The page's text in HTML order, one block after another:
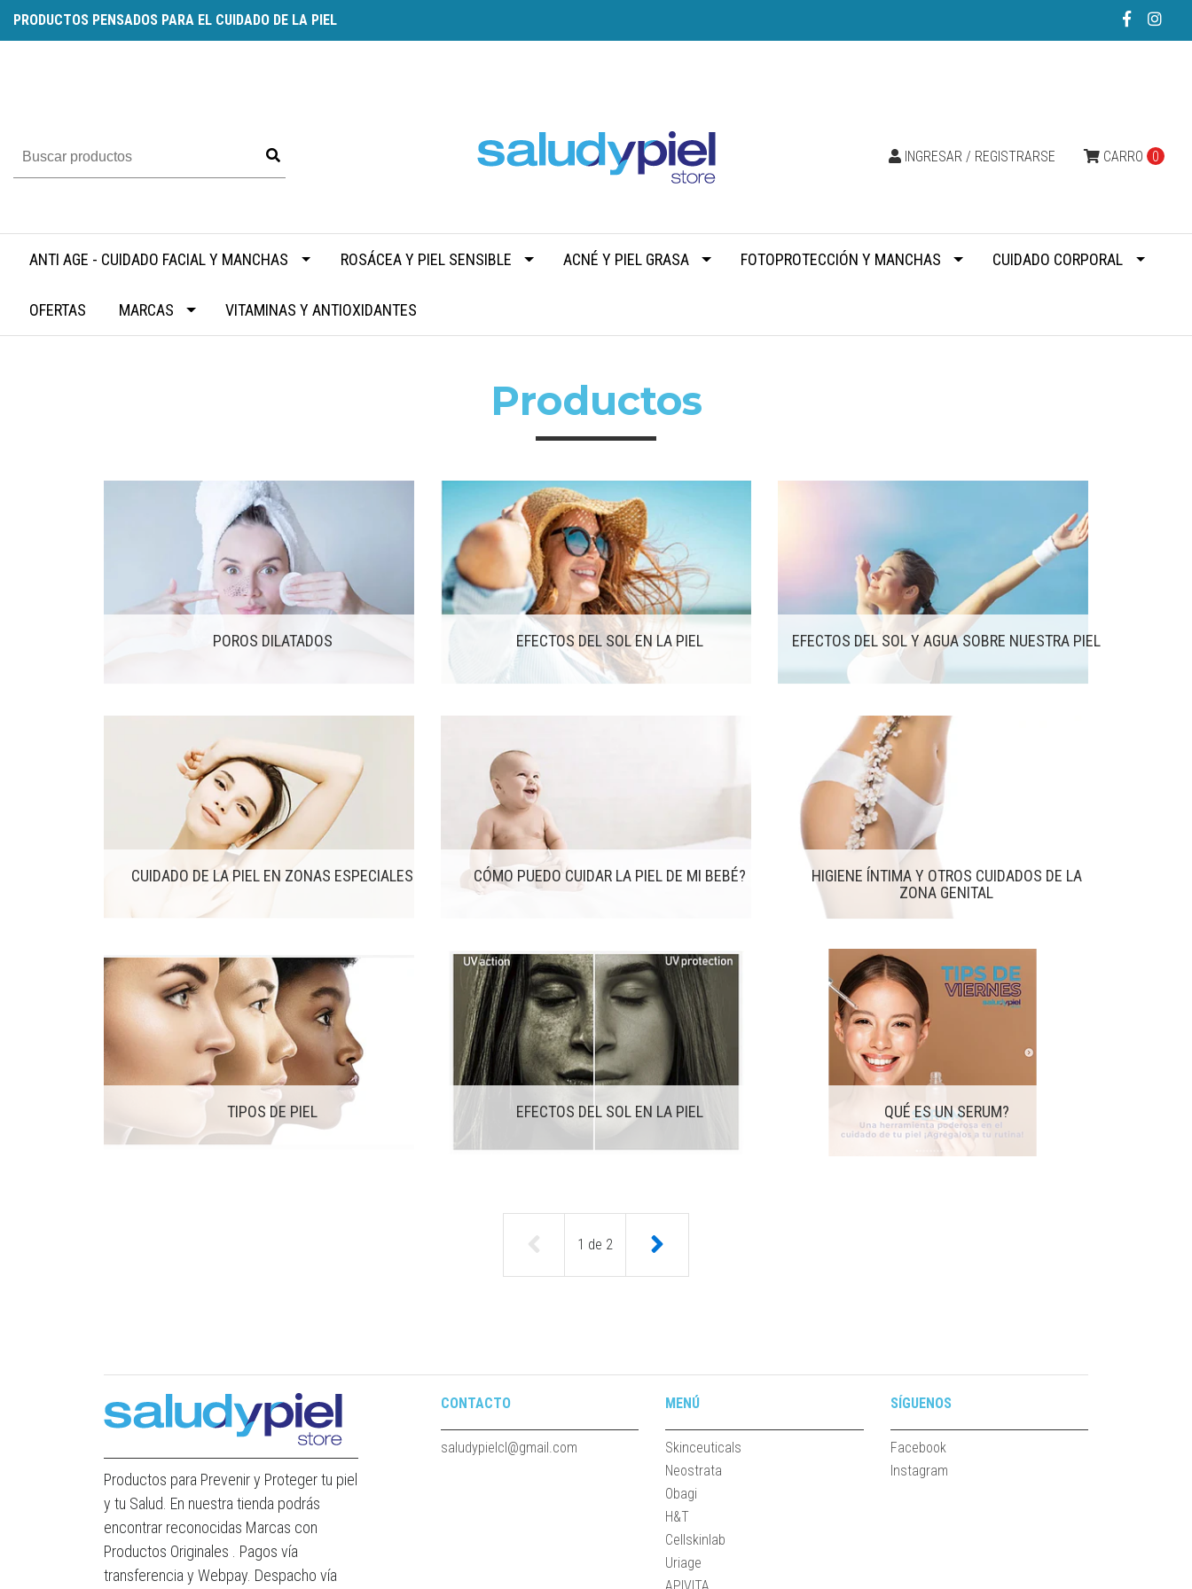
PRODUCTOS PENSADOS PARA EL CUIDADO DE LA PIEL
CARRO 0
INGRESAR / REGISTRARSE
ANTI AGE - CUIDADO FACIAL Y MANCHAS ROSÁCEA Y PIEL SENSIBLE ACNÉ Y PIEL GRASA FOTOPROTECCIÓN Y MANCHAS CUIDADO CORPORAL
OFERTAS MARCAS VITAMINAS Y ANTIOXIDANTES
Productos
POROS DILATADOS EFECTOS DEL SOL EN LA PIEL EFECTOS DEL SOL Y AGUA SOBRE NUESTRA PIEL
CUIDADO DE LA PIEL EN ZONAS ESPECIALES CÓMO PUEDO CUIDAR LA PIEL DE MI BEBÉ?
HIGIENE ÍNTIMA Y OTROS CUIDADOS DE LA
ZONA GENITAL
TIPOS DE PIEL EFECTOS DEL SOL EN LA PIEL QUÉ ES UN SERUM?
1 de 2
Productos para Prevenir y Proteger tu piel
y tu Salud. En nuestra tienda podrás
encontrar reconocidas Marcas con
Productos Originales . Pagos vía
transferencia y Webpay. Despacho vía
CONTACTO
saludypielcl@gmail.com
MENÚ
Skinceuticals
Neostrata
Obagi
H&T
Cellskinlab
Uriage
SÍGUENOS
Facebook
Instagram